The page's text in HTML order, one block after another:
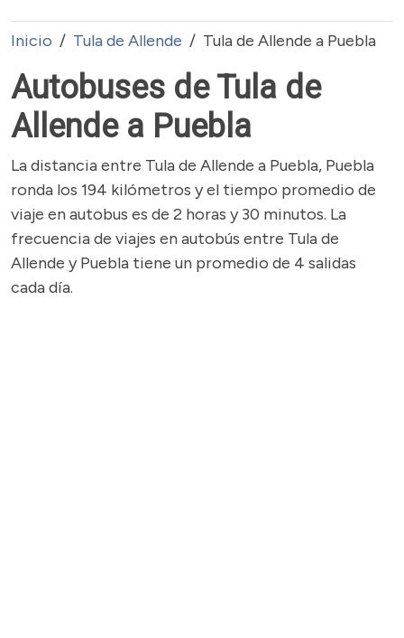
Inicio Tula de Allende Tula de Allende a Puebla
Autobuses de Tula de
Allende a Puebla
La distancia entre Tula de Allende a Puebla, Puebla
ronda los 194 kilómetros y el tiempo promedio de
viaje en autobus es de 2 horas y 30 minutos. La
frecuencia de viajes en autobús entre Tula de
Allende y Puebla tiene un promedio de 4 salidas
cada día.